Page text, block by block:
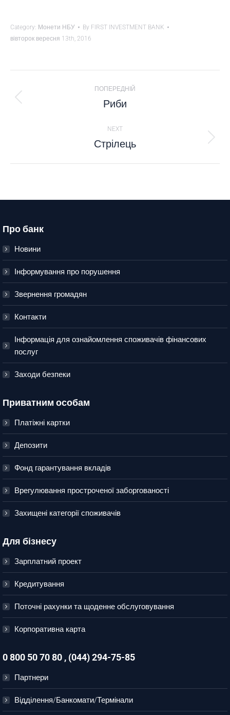
Category: Монети НБУ By FIRST INVESTMENT BANK
вівторок вересня 13th, 2016
NAVIGATION
ПОПЕРЕДНІЙ
Previous
Риби
NEXT
Next
project:
Стрілець
Про банк
Новини
Інформування про порушення
Звернення громадян
Контакти
Інформація для ознайомлення споживачів фінансових
послуг
Заходи безпеки
Приватним особам
Платіжні картки
Депозити
Фонд гарантування вкладів
Врегулювання простроченої заборгованості
Захищені категорії споживачів
Для бізнесу
Зарплатний проект
Кредитування
Поточні рахунки та щоденне обслуговування
Корпоративна карта
0 800 50 70 80 , (044) 294-75-85
Партнери
Відділення/Банкомати/Термінали